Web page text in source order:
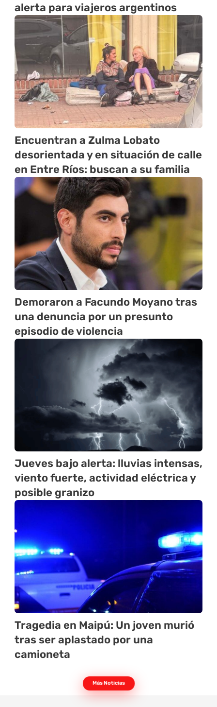
alerta para viajeros argentinos
Encuentran a Zulma Lobato
desorientada y en situación de calle
en Entre Ríos: buscan a su familia
Demoraron a Facundo Moyano tras
una denuncia por un presunto
episodio de violencia
Jueves bajo alerta: lluvias intensas,
viento fuerte, actividad eléctrica y
posible granizo
Tragedia en Maipú: Un joven murió
tras ser aplastado por una
camioneta
Más Noticias